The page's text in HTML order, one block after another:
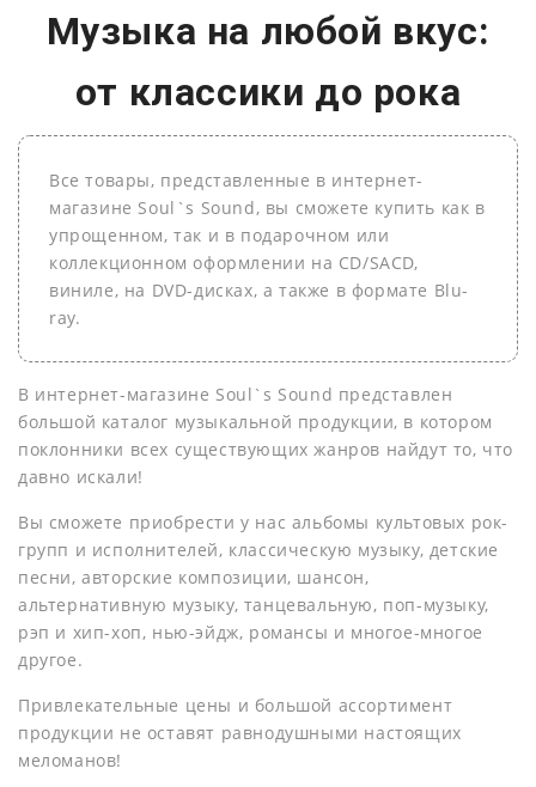
Музыка на любой вкус:
от классики до рока
Все товары, представленные в интернет-
магазине Soul`s Sound, вы сможете купить как в
упрощенном, так и в подарочном или
коллекционном оформлении на СD/SACD,
виниле, на DVD-дисках, а также в формате Blu-
ray.
В интернет-магазине Soul`s Sound представлен
большой каталог музыкальной продукции, в котором
поклонники всех существующих жанров найдут то, что
давно искали!
Вы сможете приобрести у нас альбомы культовых рок-
групп и исполнителей, классическую музыку, детские
песни, авторские композиции, шансон,
альтернативную музыку, танцевальную, поп-музыку,
рэп и хип-хоп, нью-эйдж, романсы и многое-многое
другое.
Привлекательные цены и большой ассортимент
продукции не оставят равнодушными настоящих
меломанов!